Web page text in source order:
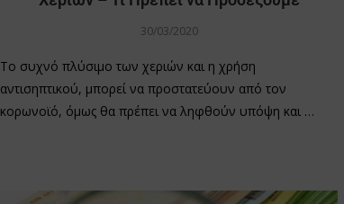
30/03/2020
Το συχνό πλύσιμο των χεριών και η χρήση
αντισηπτικού, μπορεί να προστατεύουν από τον
κορωνοϊό, όμως θα πρέπει να ληφθούν υπόψη και …